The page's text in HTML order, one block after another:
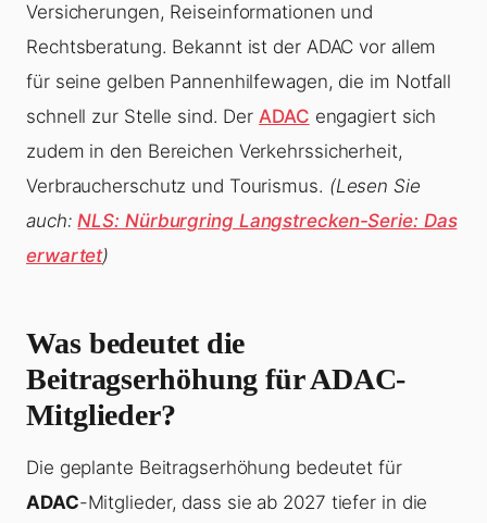
Versicherungen, Reiseinformationen und
Rechtsberatung. Bekannt ist der ADAC vor allem
für seine gelben Pannenhilfewagen, die im Notfall
schnell zur Stelle sind. DerADAC engagiert sich
zudem in den Bereichen Verkehrssicherheit,
Verbraucherschutz und Tourismus. (Lesen Sie
auch:NLS: Nürburgring Langstrecken-Serie: Das
erwartet)
Was bedeutet die
Beitragserhöhung für ADAC-
Mitglieder?
Die geplante Beitragserhöhung bedeutet für
ADAC-Mitglieder, dass sie ab 2027 tiefer in die